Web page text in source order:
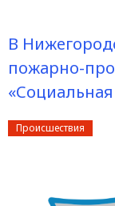
В
пожарно-
Происшествия